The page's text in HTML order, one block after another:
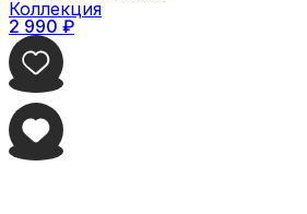
Коллекция
2 990 ₽